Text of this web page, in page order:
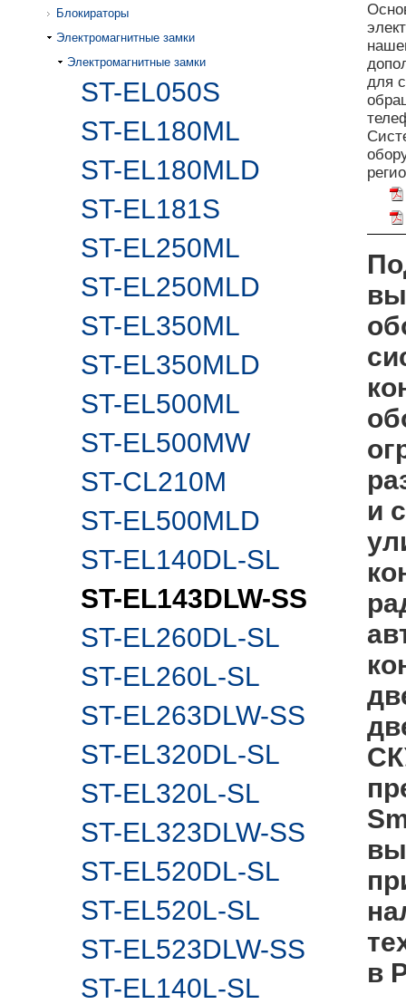
Блокираторы
Электромагнитные замки
Электромагнитные замки
ST-EL050S
ST-EL180ML
ST-EL180MLD
ST-EL181S
ST-EL250ML
ST-EL250MLD
ST-EL350ML
ST-EL350MLD
ST-EL500ML
ST-EL500MW
ST-CL210M
ST-EL500MLD
ST-EL140DL-SL
ST-EL143DLW-SS
ST-EL260DL-SL
ST-EL260L-SL
ST-EL263DLW-SS
ST-EL320DL-SL
ST-EL320L-SL
ST-EL323DLW-SS
ST-EL520DL-SL
ST-EL520L-SL
ST-EL523DLW-SS
ST-EL140L-SL
для
и
в